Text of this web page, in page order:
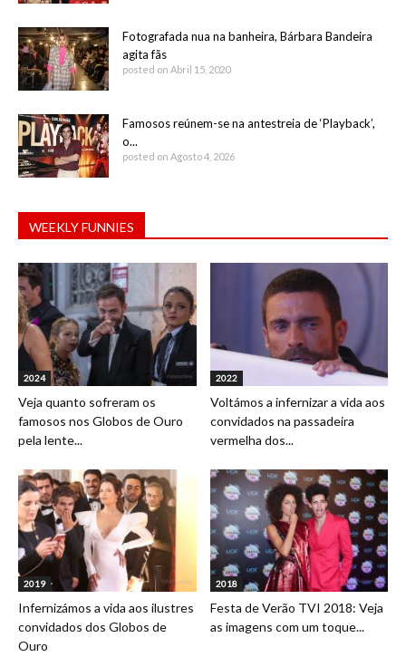
Fotografada nua na banheira, Bárbara Bandeira
agita fãs
posted on Abril 15, 2020
Famosos reúnem-se na antestreia de ‘Playback’,
o...
posted on Agosto 4, 2026
WEEKLY FUNNIES
2024
Veja quanto sofreram os
famosos nos Globos de Ouro
pela lente...
2022
Voltámos a infernizar a vida aos
convidados na passadeira
vermelha dos...
2019
Infernizámos a vida aos ilustres
convidados dos Globos de
Ouro
2018
Festa de Verão TVI 2018: Veja
as imagens com um toque...